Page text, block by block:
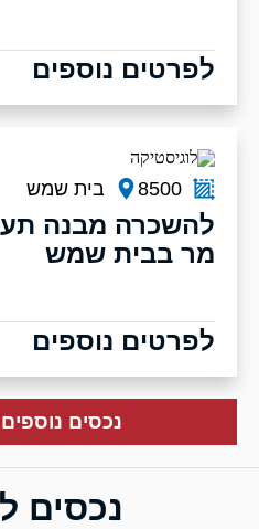
לפרטים נוספים
8500 בית שמש
מר בבית שמש
לפרטים נוספים
נכסים
נכסים